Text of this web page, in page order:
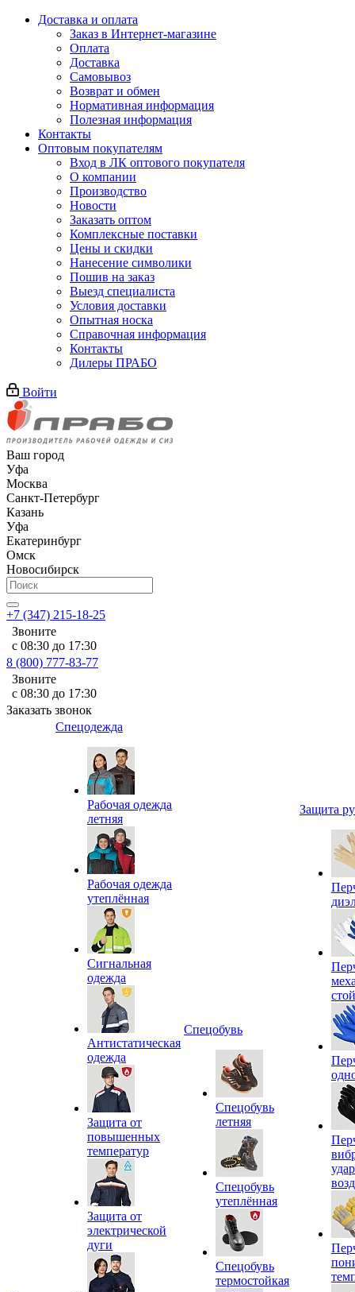
Доставка и оплата
Заказ в Интернет-магазине
Оплата
Доставка
Самовывоз
Возврат и обмен
Нормативная информация
Полезная информация
Контакты
Оптовым покупателям
Вход в ЛК оптового покупателя
О компании
Производство
Новости
Заказать оптом
Комплексные поставки
Цены и скидки
Нанесение символики
Пошив на заказ
Выезд специалиста
Условия доставки
Опытная носка
Справочная информация
Контакты
Дилеры ПРАБО
Войти
Ваш город
Уфа
Москва
Санкт-Петербург
Казань
Уфа
Екатеринбург
Омск
Новосибирск
+7 (347) 215-18-25
Звоните
с 08:30 до 17:30
8 (800) 777-83-77
Звоните
с 08:30 до 17:30
Заказать звонок
Спецодежда
Рабочая одежда
летняя
Рабочая одежда
утеплённая
Сигнальная
одежда
Антистатическая
одежда
Защита от
повышенных
температур
Защита от
электрической
дуги
Спецобувь
Спецобувь
летняя
Спецобувь
утеплённая
Спецобувь
термостойкая
Защита